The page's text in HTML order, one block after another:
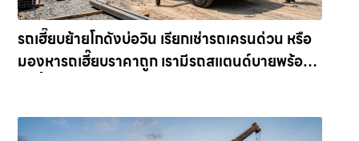
รถเฮี๊ยบย้ายโกดังบ่อวิน เรียกเช่ารถเครนด่วน หรือ
มองหารถเฮี๊ยบราคาถูก เรามีรถสแตนด์บายพร้อม